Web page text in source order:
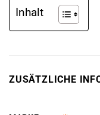
Inhalt
ZUSÄTZLICHE